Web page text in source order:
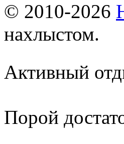
© 2010-2026
нахлыстом.
Активный
Порой